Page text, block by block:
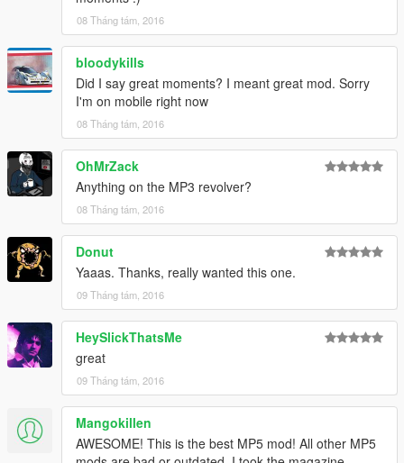
08 Tháng tám, 2016
bloodykills
Did I say great moments? I meant great mod. Sorry
I'm on mobile right now
08 Tháng tám, 2016
OhMrZack
Anything on the MP3 revolver?
08 Tháng tám, 2016
Donut
Yaaas. Thanks, really wanted this one.
09 Tháng tám, 2016
HeySlickThatsMe
great
09 Tháng tám, 2016
Mangokillen
AWESOME! This is the best MP5 mod! All other MP5